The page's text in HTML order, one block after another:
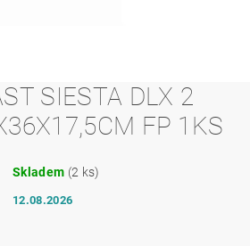
SIESTA DLX 2
FP 1KS
Skladem (2 ks)
12.08.2026